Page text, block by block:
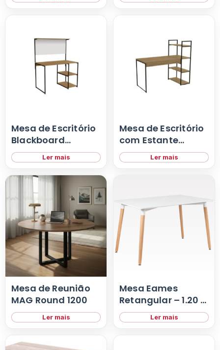
Mesa de Escritório
Blackboard
IndustrialLer mais
Mesa de Escritório
com Estante
IndustrialLer mais
Mesa de Reunião
MAG Round 1200
Ler mais
Mesa Eames
Retangular – 1.20 x
0.80
Ler mais